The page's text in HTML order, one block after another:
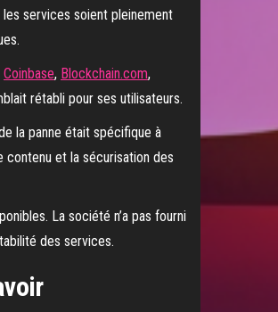
les services soient pleinement
Coinbase, Blockchain.com,
rétabli pour ses utilisateurs.
la panne était spécifique à
contenu et la sécurisation des
La société n’a pas fourni
des services.